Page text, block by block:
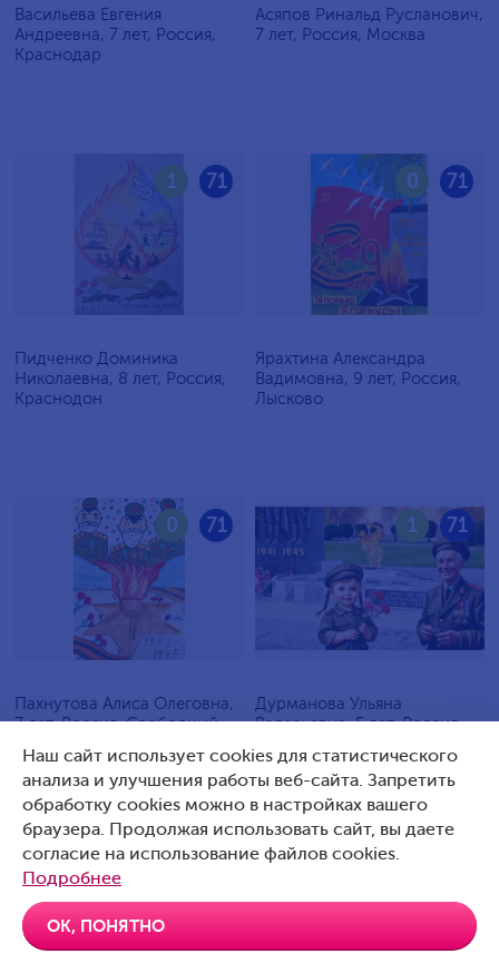
Васильева Евгения
Андреевна, 7 лет, Россия,
Краснодар
Асяпов Ринальд Русланович,
7 лет, Россия, Москва
71
1
Пидченко Доминика
Николаевна, 8 лет, Россия,
Краснодон
71
0
Ярахтина Александра
Вадимовна, 9 лет, Россия,
Лысково
71
0
Пахнутова Алиса Олеговна,
7 лет, Россия, Свободный
71
1
Дурманова Ульяна
Валерьевна, 5 лет, Россия,
Наш сайт использует cookies для статистического
анализа и улучшения работы веб-сайта. Запретить
обработку cookies можно в настройках вашего
браузера. Продолжая использовать сайт, вы даете
согласие на использование файлов cookies.
Подробнее
ОК, ПОНЯТНО